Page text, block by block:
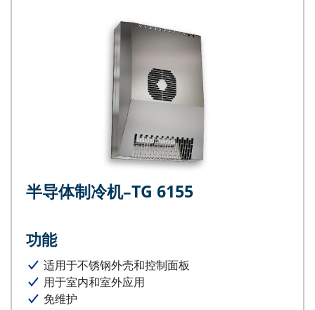
半导体制冷机–TG 6155
功能
适用于不锈钢外壳和控制面板
用于室内和室外应用
免维护